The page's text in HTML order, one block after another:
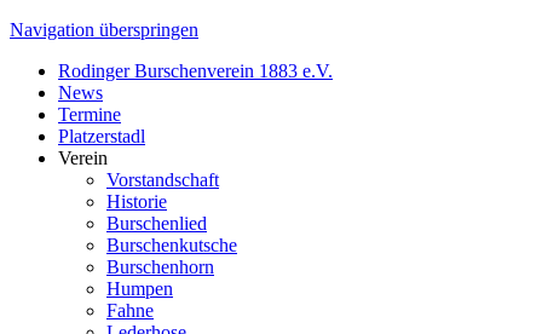
Navigation überspringen
Rodinger Burschenverein 1883 e.V.
News
Termine
Platzerstadl
Verein
Vorstandschaft
Historie
Burschenlied
Burschenkutsche
Burschenhorn
Humpen
Fahne